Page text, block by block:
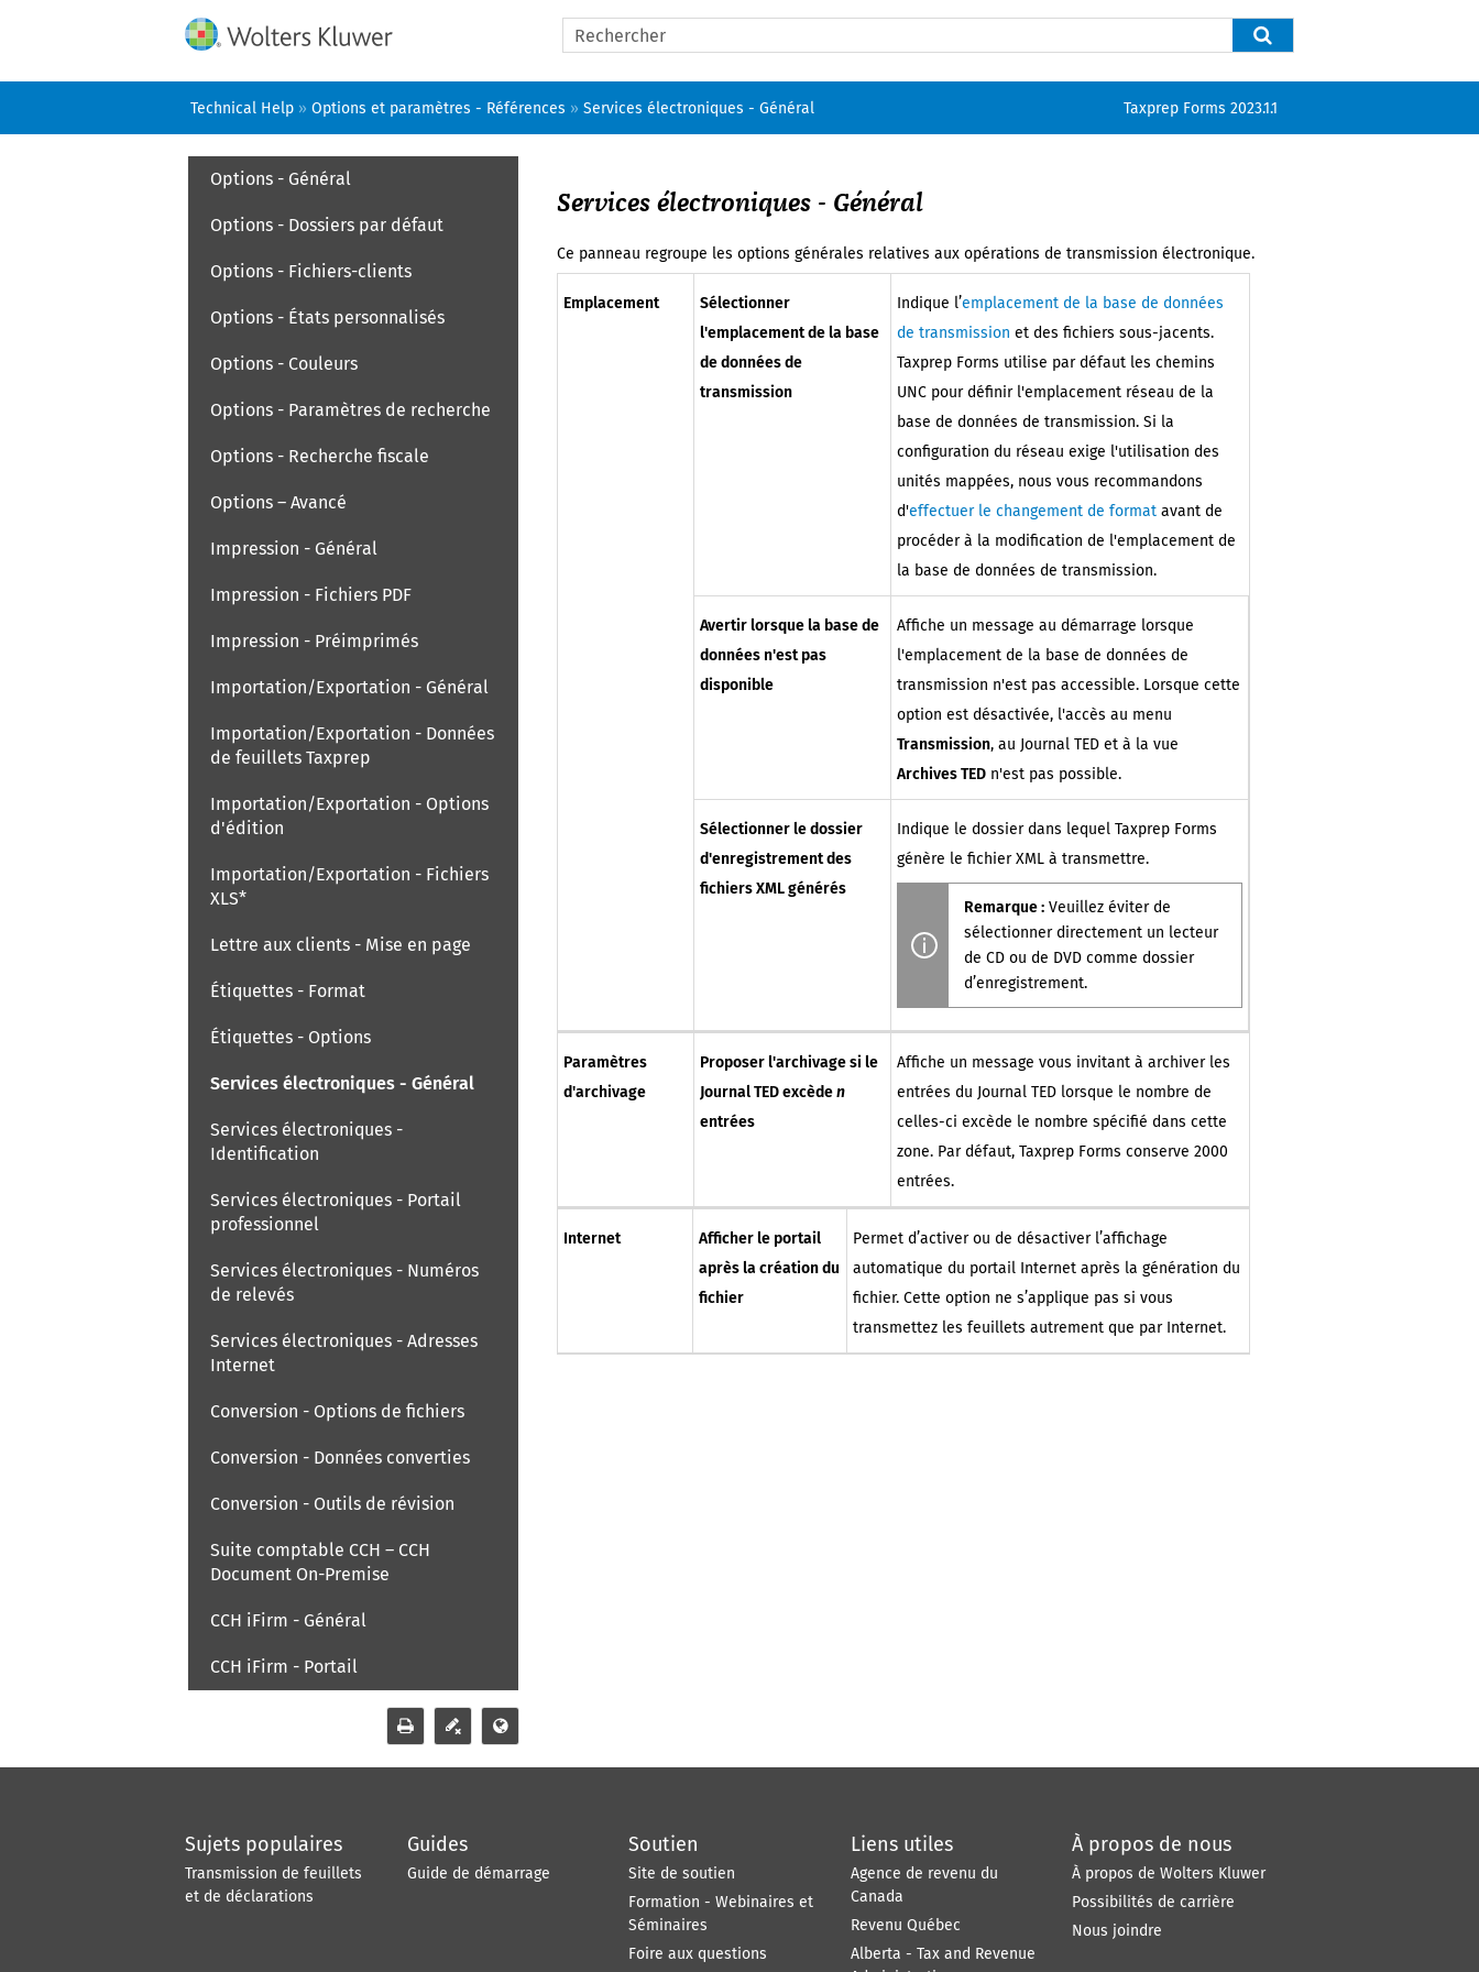
Passer au contenu principal
Technical Help » Options et paramètres - Références » Services électroniques - Général Taxprep Forms 2023.1.1
Options - Général
Options - Dossiers par défaut
Options - Fichiers-clients
Options - États personnalisés
Options - Couleurs
Options - Paramètres de recherche
Options - Recherche fiscale
Options – Avancé
Impression - Général
Impression - Fichiers PDF
Impression - Préimprimés
Importation/Exportation - Général
Importation/Exportation - Données
de feuillets Taxprep
Importation/Exportation - Options
d'édition
Importation/Exportation - Fichiers
XLS*
Lettre aux clients - Mise en page
Étiquettes - Format
Étiquettes - Options
Services électroniques - Général
Services électroniques -
Identification
Services électroniques - Portail
professionnel
Services électroniques - Numéros
de relevés
Services électroniques - Adresses
Internet
Conversion - Options de fichiers
Conversion - Données converties
Conversion - Outils de révision
Suite comptable CCH – CCH
Document On-Premise
CCH iFirm - Général
CCH iFirm - Portail
Services électroniques - Général
Ce panneau regroupe les options générales relatives aux opérations de transmission électronique.
Emplacement
Sélectionner
l'emplacement de la base
de données de
transmission
Indique l’emplacement de la base de données
de transmission et des fichiers sous-jacents.
Taxprep Forms utilise par défaut les chemins
UNC pour définir l'emplacement réseau de la
base de données de transmission. Si la
configuration du réseau exige l'utilisation des
unités mappées, nous vous recommandons
d'effectuer le changement de format avant de
procéder à la modification de l'emplacement de
la base de données de transmission.
Avertir lorsque la base de
données n'est pas
disponible
Affiche un message au démarrage lorsque
l'emplacement de la base de données de
transmission n'est pas accessible. Lorsque cette
option est désactivée, l'accès au menu
Transmission, au Journal TED et à la vue
Archives TED n'est pas possible.
Sélectionner le dossier
d'enregistrement des
fichiers XML générés
Indique le dossier dans lequelTaxprep Forms
génère le fichier XML à transmettre.
Remarque : Veuillez éviter de
sélectionner directement un lecteur
de CD ou de DVD comme dossier
d’enregistrement.
Paramètres
d'archivage
Proposer l'archivage si le
Journal TED excèden
entrées
Affiche un message vous invitant à archiver les
entrées du Journal TED lorsque le nombre de
celles-ci excède le nombre spécifié dans cette
zone. Par défaut,Taxprep Forms conserve 2000
entrées.
Internet
Afficher le portail
après la création du
fichier
Permet d’activer ou de désactiver l’affichage
automatique du portail Internet après la génération du
fichier. Cette option ne s’applique pas si vous
transmettez les feuillets autrement que par Internet.
Sujets populaires
Transmission de feuillets
et de déclarations
Guides
Guide de démarrage
Soutien
Site de soutien
Formation - Webinaires et
Séminaires
Foire aux questions
Liens utiles
Agence de revenu du
Canada
Revenu Québec
Alberta - Tax and Revenue
À propos de nous
À propos de Wolters Kluwer
Possibilités de carrière
Nous joindre